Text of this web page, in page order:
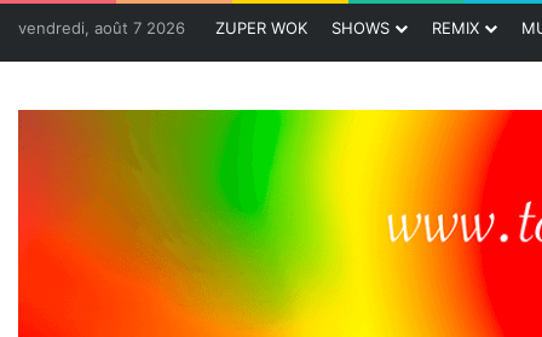
vendredi, août 7 2026 ZUPER WOK SHOWS REMIX